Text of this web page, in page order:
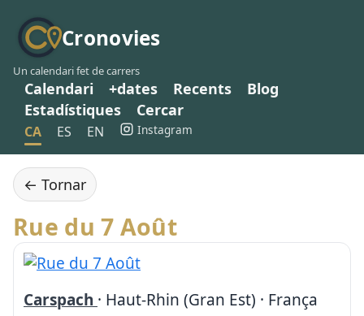
Cronovies
Un calendari fet de carrers
Calendari +dates Recents
Blog
Estadístiques
Cercar
CA ES EN Instagram
← Tornar
Rue du 7 Août
Carspach · Haut-Rhin (Gran Est) · França